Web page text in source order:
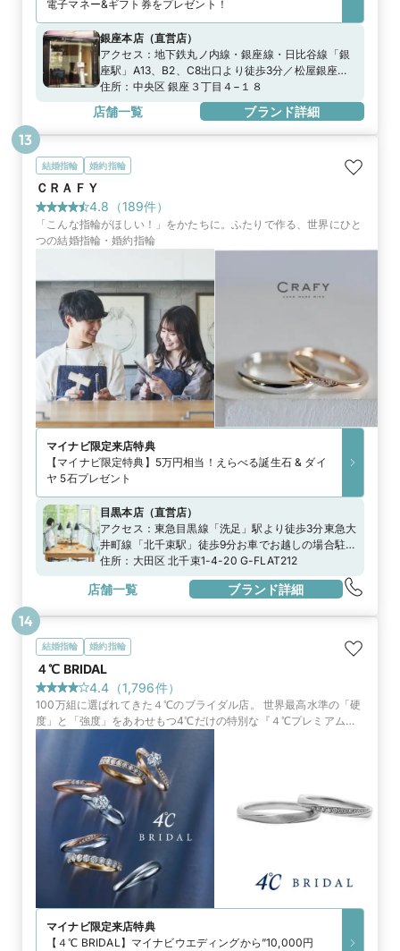
電子マネー&ギフト券をプレゼント！
銀座本店（直営店）
アクセス： 地下鉄丸ノ内線・銀座線・日比谷線「銀
座駅」A13、B2、C8出口より徒歩3分／松屋銀座よ
り徒歩2分、ルミネ有楽町より徒歩5分地下鉄有楽町
線「銀座一丁目駅」8番出口より徒歩3分JR山手線・
京浜東北線「有楽町駅」中央口より徒歩4分
住所： 中央区 銀座３丁目４−１８
店舗一覧 ブランド詳細
結婚指輪 婚約指輪
ＣＲＡＦＹ
4.8 （189件）
「こんな指輪がほしい！」をかたちに。ふたりで作る、世界にひと
つの結婚指輪・婚約指輪
マイナビ限定来店特典
【マイナビ限定特典】5万円相当！えらべる誕生石 & ダイ
ヤ 5石プレゼント
目黒本店（直営店）
アクセス： 東急目黒線「洗足」駅より徒歩3分東急大
井町線「北千束駅」徒歩9分お車でお越しの場合駐車
場のご用意がございますのでスタッフまでお申し付
住所： 大田区 北千束1-4-20 G-FLAT212
店舗一覧 ブランド詳細
13
結婚指輪 婚約指輪
４℃ BRIDAL
4.4 （1,796件）
100万組に選ばれてきた４℃のブライダル店。 世界最高水準の「硬
度」と「強度」をあわせもつ4℃だけの特別な『４℃プレミアムプ
ラチナ』や、世界中から厳選したダイヤモンドからふたりだけのブ
ライダルリングを
マイナビ限定来店特典
【４℃ BRIDAL】マイナビウエディングから”10,000円
14